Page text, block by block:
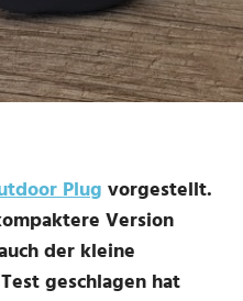
Plug vorgestellt.
Version
der kleine
geschlagen hat